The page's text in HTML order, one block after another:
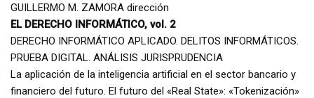
GUILLERMO M. ZAMORA dirección
EL DERECHO INFORMÁTICO, vol. 2
DERECHO INFORMÁTICO APLICADO. DELITOS INFORMÁTICOS.
PRUEBA DIGITAL. ANÁLISIS JURISPRUDENCIA
La aplicación de la inteligencia artificial en el sector bancario y
financiero del futuro. El futuro del «Real State»: «Tokenización»